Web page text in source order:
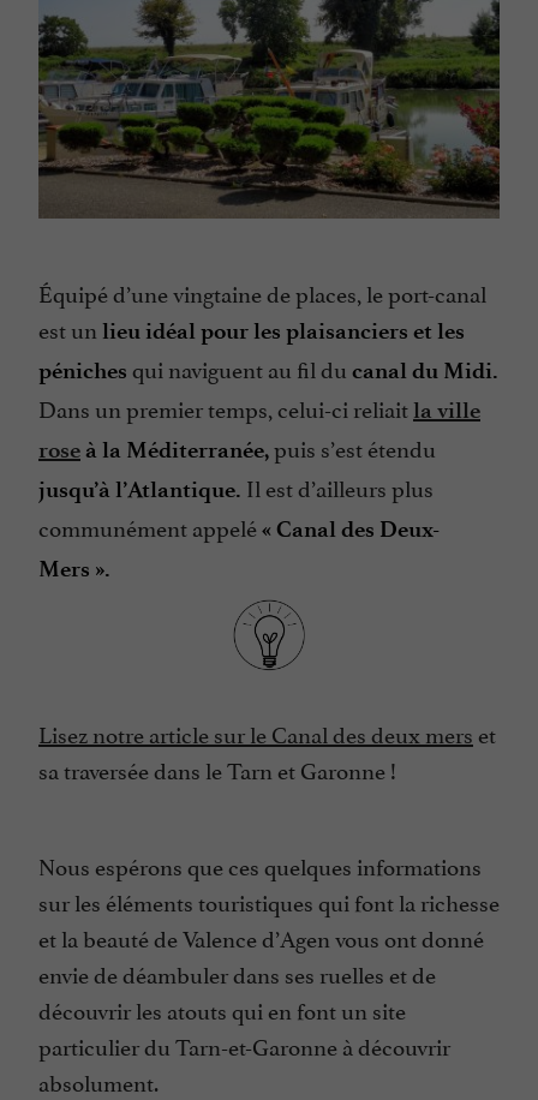
Équipé d’une vingtaine de places, le port-canal
est un lieu idéal pour les plaisanciers et les
péniches qui naviguent au fil du canal du Midi.
Dans un premier temps, celui-ci reliait la ville
rose à la Méditerranée,puis s’est étendu
jusqu’à l’Atlantique. Il est d’ailleurs plus
communément appelé« Canal des Deux-
Mers ».
Lisez notre article sur le Canal des deux mers et
sa traversée dans le Tarn et Garonne !
Nous espérons que ces quelques informations
sur les éléments touristiques qui font la richesse
et la beauté de Valence d’Agen vous ont donné
envie de déambuler dans ses ruelles et de
découvrir les atouts qui en font un site
particulier du Tarn-et-Garonne à découvrir
absolument.